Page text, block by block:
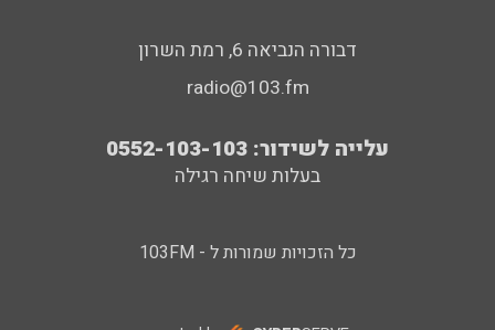
דבורה הנביאה 6, רמת השרון
radio@103.fm
עלייה לשידור: 0552-103-103
בעלות שיחה רגילה
כל הזכויות שמורות ל - 103FM